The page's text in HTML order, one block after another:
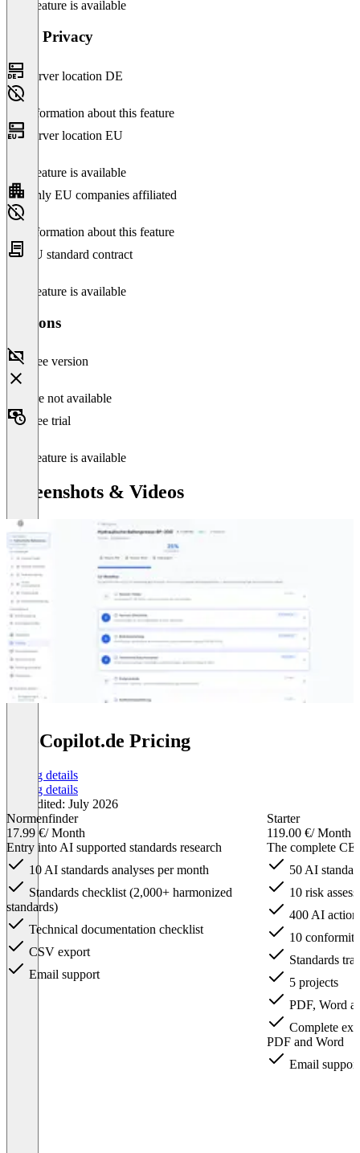
This feature is available
Data Privacy
Server location DE
No information about this feature
Server location EU
This feature is available
Only EU companies affiliated
No information about this feature
EU standard contract
This feature is available
Versions
Free version
Feature not available
Free trial
This feature is available
Screenshots & Videos
CE-Copilot.de Pricing
Pricing details
Pricing details
Last edited: July 2026
Normenfinder
17.99 €/ Month
Entry into AI supported standards research
10 AI standards analyses per month
Standards checklist (2,000+ harmonized
standards)
Technical documentation checklist
CSV export
Email support
Starter
119.00 €/ Month
The complete CE
50 AI
10 risk
400 AI action
10
Standards
5 projects
PDF, Word
Complete
PDF and Word
Email support